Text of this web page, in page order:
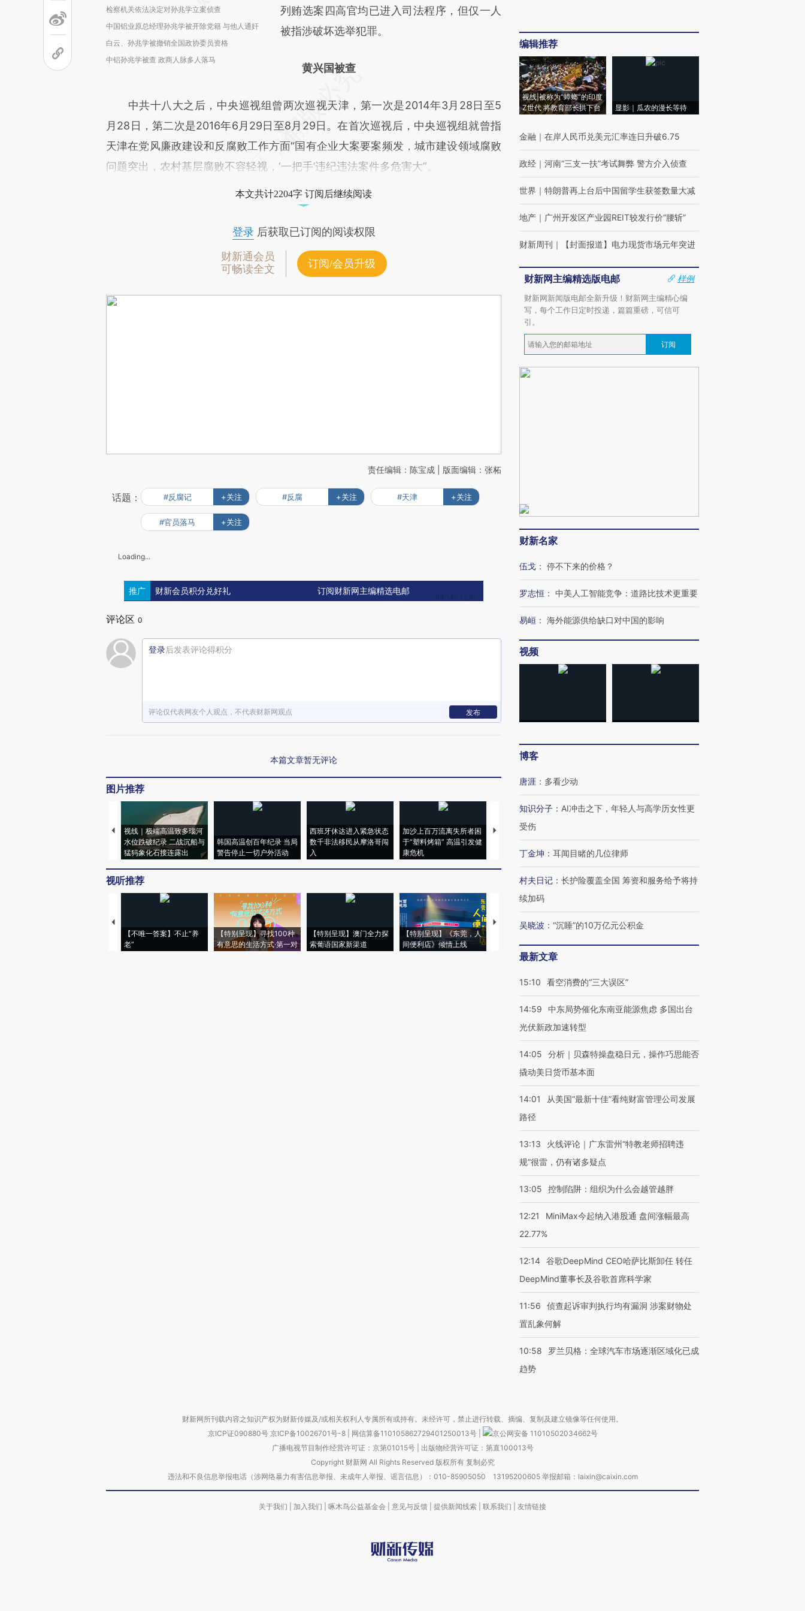
检察机关依法决定对孙兆学立案侦查
中国铝业原总经理孙兆学被开除党籍 与他人通奸
白云、孙兆学被撤销全国政协委员资格
中铝孙兆学被查 政商人脉多人落马
列贿选案四高官均已进入司法程序，但仅一人
被指涉破坏选举犯罪。
黄兴国被查
中共十八大之后，中央巡视组曾两次巡视天津，第一次是2014年3月28日至5
月28日，第二次是2016年6月29日至8月29日。在首次巡视后，中央巡视组就曾指
天津在党风廉政建设和反腐败工作方面“国有企业大案要案频发，城市建设领域腐败
问题突出，农村基层腐败不容轻视，‘一把手’违纪违法案件多危害大”。
本文共计2204字 订阅后继续阅读
登录后获取已订阅的阅读权限
财新通会员
可畅读全文
订阅/会员升级
责任编辑：陈宝成 | 版面编辑：张柘
话题： #反腐记 +关注 #反腐 +关注 #天津 +关注
#官员落马 +关注
Loading...
推广 财新会员积分兑好礼 订阅财新网主编精选电邮
评论区 0
登录后发表评论得积分
评论仅代表网友个人观点，不代表财新网观点 发布
本篇文章暂无评论
图片推荐
视线｜极端高温致多瑙河
水位跌破纪录 二战沉船与
猛犸象化石接连露出
韩国高温创百年纪录 当局
警告停止一切户外活动
西班牙休达进入紧急状态
数千非法移民从摩洛哥闯
入
加沙上百万流离失所者困
于“塑料烤箱” 高温引发健
康危机
马航飞行员跨国走私7万
粒摇头丸 尿检体内含3种
术：是什么让中产们甘
心“花钱找虐”？
泽连斯基密集出访美英 索
视听推荐
【不唯一答案】不止“养
老”
【特别呈现】寻找100种
有意思的生活方式·第一对
【特别呈现】澳门全力探
索葡语国家新渠道
【特别呈现】《东莞，人
间便利店》倾情上线
【推广】走进第四届链博
有意思的生活方式·第三对
住三大增长引擎是什么？
编辑推荐
视线|被称为“蟑螂”的印度
Z世代 将教育部长拱下台
显影｜瓜农的漫长等待
金融 ｜ 在岸人民币兑美元汇率连日升破6.75
政经 ｜ 河南“三支一扶”考试舞弊 警方介入侦查
世界 ｜ 特朗普再上台后中国留学生获签数量大减
地产 ｜ 广州开发区产业园REIT较发行价“腰斩”
财新周刊 ｜ 【封面报道】电力现货市场元年突进
财新网主编精选版电邮
样例
财新网新闻版电邮全新升级！财新网主编精心编
写，每个工作日定时投递，篇篇重磅，可信可
引。
订阅
财新名家
伍戈 ： 停不下来的价格？
罗志恒 ： 中美人工智能竞争：道路比技术更重要
易峘 ： 海外能源供给缺口对中国的影响
视频
博客
唐涯 ： 多看少动
知识分子 ： AI冲击之下，年轻人与高学历女性更
受伤
丁金坤 ： 耳闻目睹的几位律师
村夫日记 ： 长护险覆盖全国 筹资和服务给予将持
续加码
吴晓波 ： “沉睡”的10万亿元公积金
最新文章
15:10 看空消费的“三大误区”
14:59
中东局势催化东南亚能源焦虑 多国出台
光伏新政加速转型
14:05
分析｜贝森特操盘稳日元，操作巧思能否
撬动美日货币基本面
14:01
从美国“最新十佳”看纯财富管理公司发展
路径
13:13
火线评论｜广东雷州“特教老师招聘违
规”很雷，仍有诸多疑点
13:05 控制陷阱：组织为什么会越管越胖
12:21
MiniMax今起纳入港股通 盘间涨幅最高
22.77%
12:14 谷歌DeepMind CEO哈萨比斯卸任 转任
DeepMind董事长及谷歌首席科学家
11:56
侦查起诉审判执行均有漏洞 涉案财物处
置乱象何解
10:58
罗兰贝格：全球汽车市场逐渐区域化已成
趋势
财新网所刊载内容之知识产权为财新传媒及/或相关权利人专属所有或持有。未经许可，禁止进行转载、摘编、复制及建立镜像等任何使用。
京ICP证090880号 京ICP备10026701号-8 网信算备110105862729401250013号
京公网安备 11010502034662号
广播电视节目制作经营许可证：京第01015号| 出版物经营许可证：第直100013号
Copyright 财新网 All Rights Reserved 版权所有 复制必究
违法和不良信息举报电话（涉网络暴力有害信息举报、未成年人举报、谣言信息）：010-85905050 13195200605 举报邮箱：laixin@caixin.com
关于我们 加入我们 啄木鸟公益基金会 意见与反馈 提供新闻线索 联系我们 友情链接